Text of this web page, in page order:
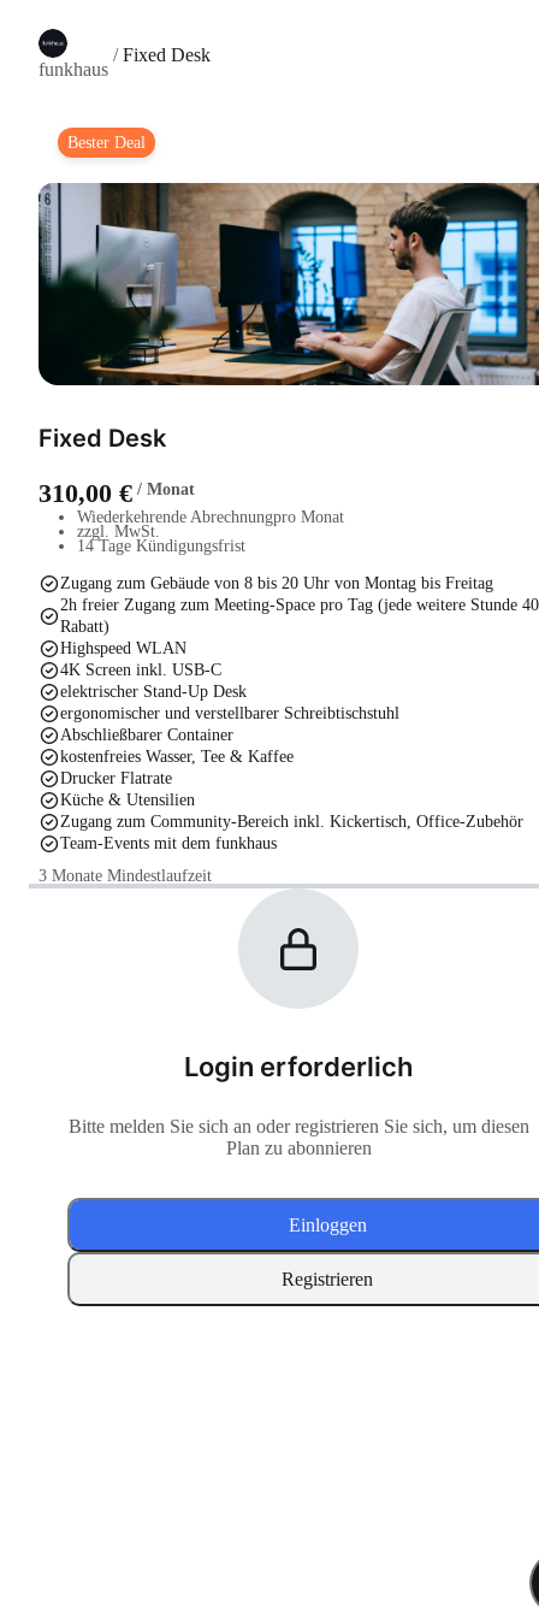
funkhaus
/Fixed Desk
Bester Deal
Fixed Desk
310,00 € / Monat
Wiederkehrende Abrechnungpro Monat
zzgl. MwSt.
14 Tage Kündigungsfrist
Zugang zum Gebäude von 8 bis 20 Uhr von Montag bis Freitag
2h freier Zugang zum Meeting-Space pro Tag (jede weitere Stunde
Rabatt)
Highspeed WLAN
4K Screen inkl. USB-C
elektrischer Stand-Up Desk
ergonomischer und verstellbarer Schreibtischstuhl
Abschließbarer Container
kostenfreies Wasser, Tee & Kaffee
Drucker Flatrate
Küche & Utensilien
Zugang zum Community-Bereich inkl. Kickertisch, Office-Zubehör
Team-Events mit dem funkhaus
3 Monate Mindestlaufzeit
Login erforderlich
Bitte melden Sie sich an oder registrieren Sie sich, um diesen
Plan zu abonnieren
Registrieren
Einloggen